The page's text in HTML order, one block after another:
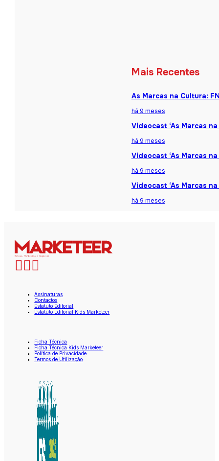
Mais Recentes
As Marcas na Cultura:
há 9 meses
Videocast ‘As Marcas
há 9 meses
Videocast ‘As Marcas
há 9 meses
Videocast ‘As Marcas
há 9 meses
Assinaturas
Contactos
Estatuto Editorial
Estatuto Editorial Kids Marketeer
Ficha Técnica
Ficha Técnica Kids Marketeer
Política de Privacidade
Termos de Utilização